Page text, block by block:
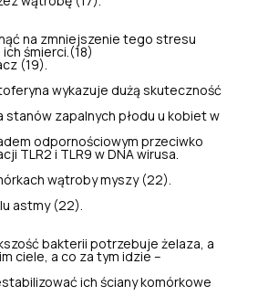
na zmniejszenie tego stresu
śmierci.(18)
(19).
wykazuje dużą skuteczność
stanów zapalnych płodu u kobiet w
odpornościowym przeciwko
TLR2 i TLR9 w DNA wirusa.
wątroby myszy (22).
astmy (22).
bakterii potrzebuje żelaza, a
ciele, a co za tym idzie –
ich ściany komórkowe